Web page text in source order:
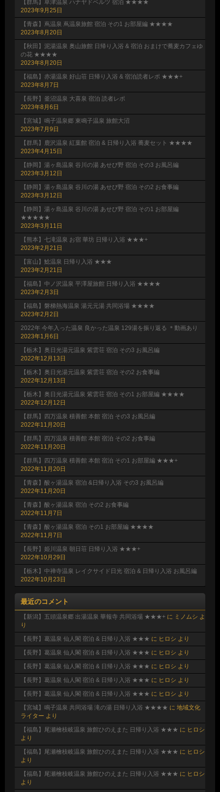
【群馬】草津温泉 ハナヤドベルツ 宿泊 ★★★★
2023年9月25日
【青森】蔦温泉 蔦温泉旅館 宿泊 その1 お部屋編 ★★★★
2023年8月20日
【秋田】泥湯温泉 奥山旅館 日帰り入浴 & 宿泊 おまけで蕎麦カフェゆ
の花 ★★★★
2023年8月20日
【福島】赤湯温泉 好山荘 日帰り入浴 & 宿泊読者レポ ★★★+
2023年8月7日
【長野】釜沼温泉 大喜泉 宿泊 読者レポ
2023年8月6日
【宮城】鳴子温泉郷 東鳴子温泉 旅館大沼
2023年7月9日
【群馬】鹿沢温泉 紅葉館 宿泊 & 日帰り入浴 蕎麦セット ★★★★
2023年4月15日
【静岡】湯ヶ島温泉 谷川の湯 あせび野 宿泊 その3 お風呂編
2023年3月12日
【静岡】湯ヶ島温泉 谷川の湯 あせび野 宿泊 その2 お食事編
2023年3月12日
【静岡】湯ヶ島温泉 谷川の湯 あせび野 宿泊 その1 お部屋編
★★★★★
2023年3月11日
【熊本】七滝温泉 お宿 華坊 日帰り入浴 ★★★+
2023年2月21日
【富山】鯰温泉 日帰り入浴 ★★★
2023年2月21日
【福島】中ノ沢温泉 平澤屋旅館 日帰り入浴 ★★★★
2023年2月3日
【福島】磐梯熱海温泉 湯元元湯 共同浴場 ★★★★
2023年2月2日
2022年 今年入った温泉 良かった温泉 129湯を振り返る ＊動画あり
2023年1月6日
【栃木】奥日光湯元温泉 紫雲荘 宿泊 その3 お風呂編
2022年12月13日
【栃木】奥日光湯元温泉 紫雲荘 宿泊 その2 お食事編
2022年12月13日
【栃木】奥日光湯元温泉 紫雲荘 宿泊 その1 お部屋編 ★★★★
2022年12月12日
【群馬】四万温泉 積善館 本館 宿泊 その3 お風呂編
2022年11月20日
【群馬】四万温泉 積善館 本館 宿泊 その2 お食事編
2022年11月20日
【群馬】四万温泉 積善館 本館 宿泊 その1 お部屋編 ★★★+
2022年11月20日
【青森】酸ヶ湯温泉 宿泊 &日帰り入浴 その3 お風呂編
2022年11月20日
【青森】酸ヶ湯温泉 宿泊 その2 お食事編
2022年11月7日
【青森】酸ヶ湯温泉 宿泊 その1 お部屋編 ★★★★
2022年11月7日
【長野】姫川温泉 朝日荘 日帰り入浴 ★★★+
2022年10月29日
【栃木】中禅寺温泉 レイクサイド日光 宿泊 & 日帰り入浴 お風呂編
2022年10月23日
最近のコメント
【新潟】五頭温泉郷 出湯温泉 華報寺 共同浴場 ★★★+ に ミノムシ よ
り
【長野】葛温泉 仙人閣 宿泊 & 日帰り入浴 ★★★ に ヒロシ より
【長野】葛温泉 仙人閣 宿泊 & 日帰り入浴 ★★★ に ヒロシ より
【長野】葛温泉 仙人閣 宿泊 & 日帰り入浴 ★★★ に ヒロシ より
【長野】葛温泉 仙人閣 宿泊 & 日帰り入浴 ★★★ に ヒロシ より
【長野】葛温泉 仙人閣 宿泊 & 日帰り入浴 ★★★ に ヒロシ より
【宮城】鳴子温泉 共同浴場 滝の湯 日帰り入浴 ★★★★ に 地域文化
ライター より
【福島】尾瀬檜枝岐温泉 旅館ひのえまた 日帰り入浴 ★★★ に ヒロシ
より
【福島】尾瀬檜枝岐温泉 旅館ひのえまた 日帰り入浴 ★★★ に ヒロシ
より
【福島】尾瀬檜枝岐温泉 旅館ひのえまた 日帰り入浴 ★★★ に ヒロシ
より